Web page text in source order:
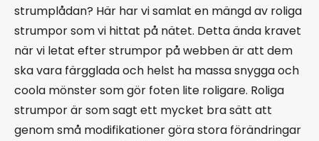
strumplådan? Här har vi samlat en mängd av roliga
strumpor som vi hittat på nätet. Detta ända kravet
när vi letat efter strumpor på webben är att dem
ska vara färgglada och helst ha massa snygga och
coola mönster som gör foten lite roligare. Roliga
strumpor är som sagt ett mycket bra sätt att
genom små modifikationer göra stora förändringar